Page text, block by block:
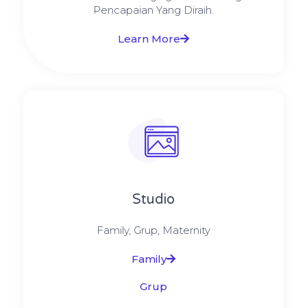
Pencapaian Yang Diraih.
Learn More
Studio
Family, Grup, Maternity
Family
Grup